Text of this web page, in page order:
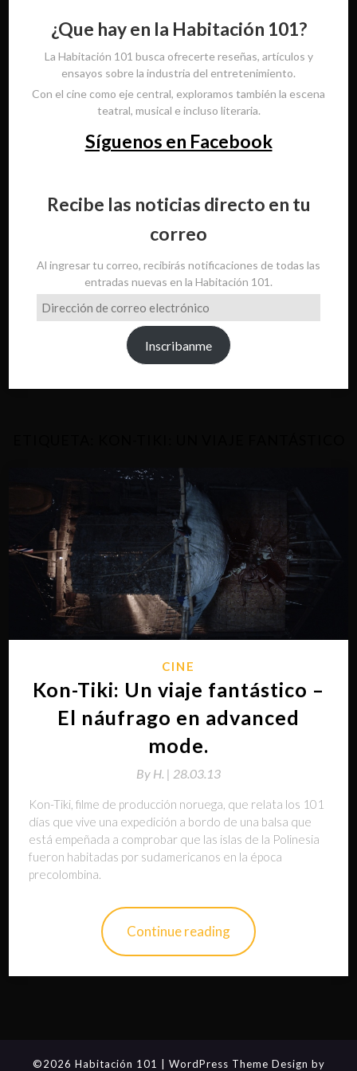
¿Que hay en la Habitación 101?
La Habitación 101 busca ofrecerte reseñas, artículos y
ensayos sobre la industria del entretenimiento.
Con el cine como eje central, exploramos también la escena
teatral, musical e incluso literaria.
Síguenos en Facebook
Recibe las noticias directo en tu
correo
Al ingresar tu correo, recibirás notificaciones de todas las
entradas nuevas en la Habitación 101.
Dirección
de
Inscribanme
CINE
Kon-Tiki: Un viaje fantástico –
El náufrago en advanced
mode.
By H. | 28.03.13
Kon-Tiki, filme de producción noruega, que relata los 101
días que vive una expedición a bordo de una balsa que
está empeñada a comprobar que las islas de la Polinesia
fueron habitadas por sudamericanos en la época
precolombina.
Continue reading
©2026 Habitación 101 | WordPress Theme Design by